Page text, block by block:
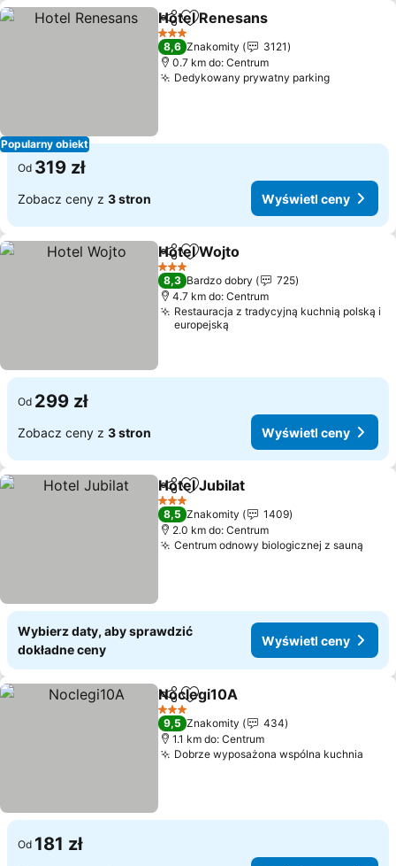
Popularny obiekt
Udostępnij
Dodaj do ulubionych
Hotel Renesans
3 Kategoria
8,6 Znakomity
3121
0.7 km do: Centrum
Dedykowany prywatny parking
Od 319 zł
Zobacz ceny z 3 stron Wyświetl ceny
Udostępnij
Dodaj do ulubionych
Hotel Wojto
3 Kategoria
8,3 Bardzo dobry
725
4.7 km do: Centrum
Restauracja z tradycyjną kuchnią polską i
europejską
Od 299 zł
Zobacz ceny z 3 stron Wyświetl ceny
Udostępnij
Dodaj do ulubionych
Hotel Jubilat
3 Kategoria
8,5 Znakomity
1409
2.0 km do: Centrum
Centrum odnowy biologicznej z sauną
Wybierz daty, aby sprawdzić
dokładne ceny
Wyświetl ceny
Udostępnij
Dodaj do ulubionych
Noclegi10A
3 Kategoria
9,5 Znakomity
434
1.1 km do: Centrum
Dobrze wyposażona wspólna kuchnia
Od 181 zł